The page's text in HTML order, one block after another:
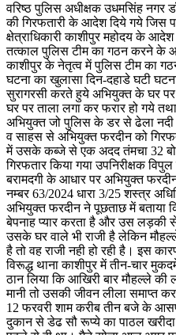
वरिष्ठ पुलिस अधीक्षक उधमसिंह
की गिरफतारी के आदेश दिये गये जिस
क्षेत्राधिकारी काशीपुर महोदय के आदेश
तत्काल पुलिस टीम का गठन करने के
काशीपुर के नेतृत्व में पुलिस टीम का
घटना का खुलासा दिन-दहाडे घटी
सुरागरसी करते हुये अभियुक्त के घर
घर पर ताला लगा कर फरार हो गये
अभियुक्त जो पुलिस के डर से ढेला
व साहस से अभियुक्त फरदीन को
में उसके कब्जे से एक अदद तंमचा 32
गिरफतार किया गया उपनिरीक्षक विपुल
बरामदगी के आधार पर अभियुक्त
नम्बर 63/2024 धारा 3/25 शस्त्र
अभियुक्त फरदीन ने पूछताछ में
बेपनाह प्यार करता है और उस लड़की
उसके घर वाले भी राजी है लेकिन
है तो वह राजी नही हो रही है। इस
विरूद्ध थाना काशीपुर में तीन-चार
ठान लिया कि आखिरी बार मौहल्ले
मानी तो उसकी जीवन लीला समाप्त
12 फरवरी शाम करीब तीन बजे के
दुकान से डेढ सौ रूप्ये का पाठल